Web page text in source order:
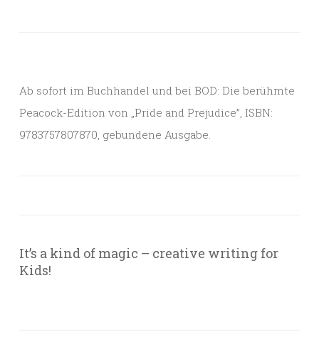
Ab sofort im Buchhandel und bei BOD: Die berühmte
Peacock-Edition von „Pride and Prejudice”, ISBN:
9783757807870, gebundene Ausgabe.
It’s a kind of magic – creative writing for
Kids!